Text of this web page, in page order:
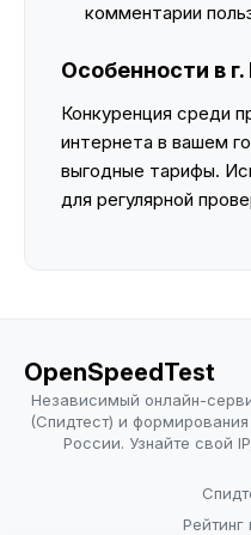
комментарии
Особенности в г.
Конкуренция среди
интернета в вашем
выгодные тарифы.
для регулярной
OpenSpeedTest
Независимый онлайн-
(Спидтест) и
России. Узнайте свой
Рейтинг